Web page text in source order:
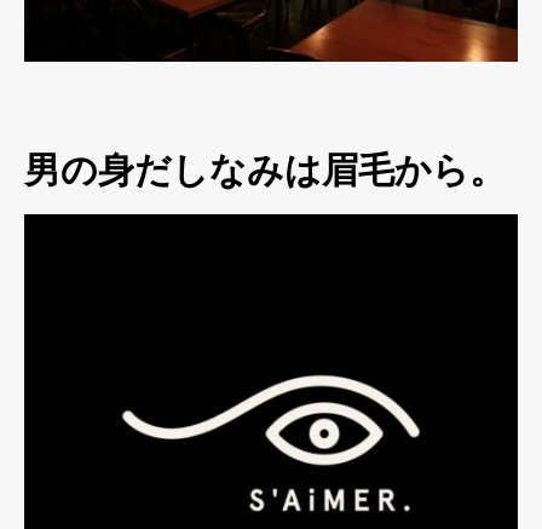
男の身だしなみは眉毛から。